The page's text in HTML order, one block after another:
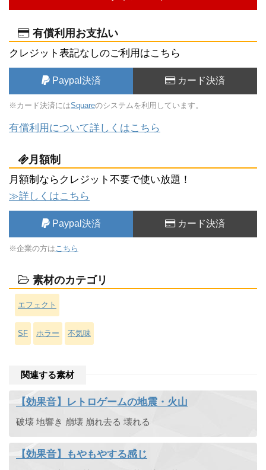
有償利用お支払い
クレジット表記なしのご利用はこちら
Paypal決済 カード決済
※カード決済にはSquareのシステムを利用しています。
有償利用について詳しくはこちら
月額制
月額制ならクレジット不要で使い放題！
≫詳しくはこちら
Paypal決済 カード決済
※企業の方は こちら
素材のカテゴリ
エフェクト
SF ホラー 不気味
関連する素材
【効果音】レトロゲームの地震・火山
破壊 地響き 崩壊 崩れ去る 壊れる
【効果音】もやもやする感じ